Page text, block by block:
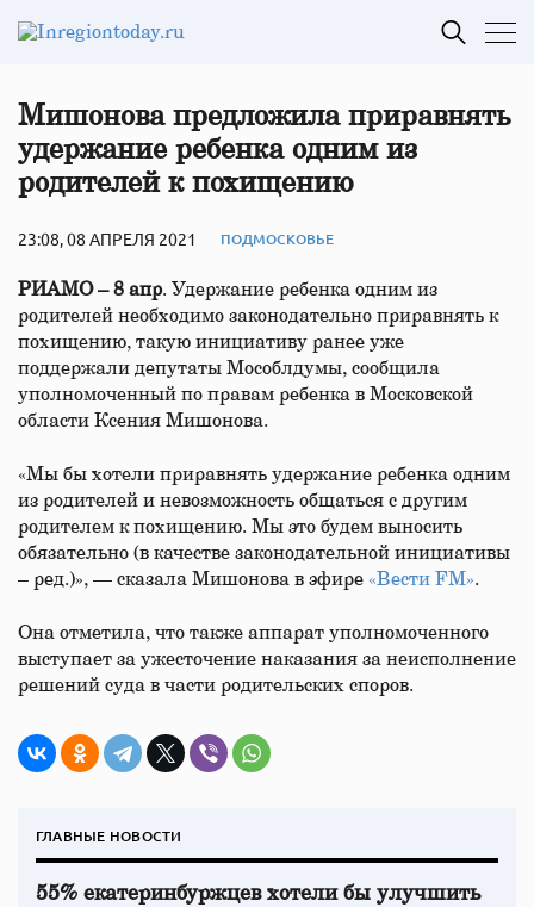
Мишонова предложила приравнять
удержание ребенка одним из
родителей к похищению
23:08, 08 АПРЕЛЯ 2021 ПОДМОСКОВЬЕ
РИАМО – 8 апр. Удержание ребенка одним из
родителей необходимо законодательно приравнять к
похищению, такую инициативу ранее уже
поддержали депутаты Мособлдумы, сообщила
уполномоченный по правам ребенка в Московской
области Ксения Мишонова.
«Мы бы хотели приравнять удержание ребенка одним
из родителей и невозможность общаться с другим
родителем к похищению. Мы это будем выносить
обязательно (в качестве законодательной инициативы
– ред.)», — сказала Мишонова в эфире «Вести FM».
Она отметила, что также аппарат уполномоченного
выступает за ужесточение наказания за неисполнение
решений суда в части родительских споров.
ГЛАВНЫЕ НОВОСТИ
55% екатеринбуржцев хотели бы улучшить